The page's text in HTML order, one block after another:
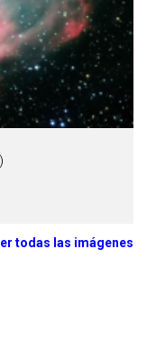
todas las imágenes